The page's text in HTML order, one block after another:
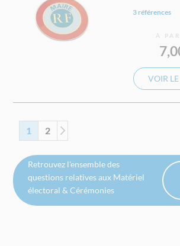
3 références
À
VOIR
Page
Vous lisez actuellement la page
1 Page
2
Retrouvez l'ensemble des
questions relatives aux Matériel
électoral & Cérémonies